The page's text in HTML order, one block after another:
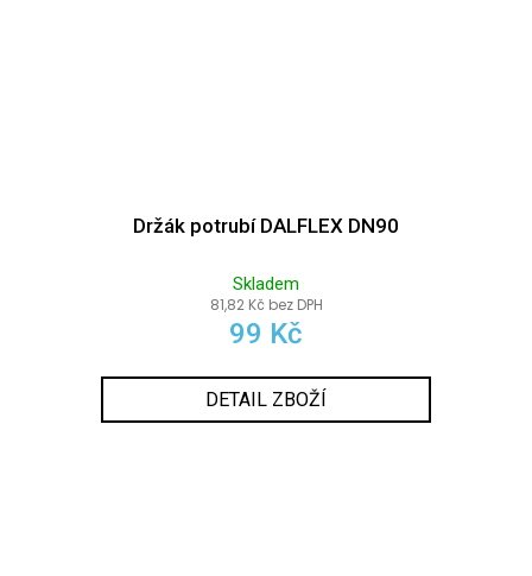
Držák potrubí DALFLEX DN90
Skladem
81,82 Kč bez DPH
99 Kč
DETAIL ZBOŽÍ